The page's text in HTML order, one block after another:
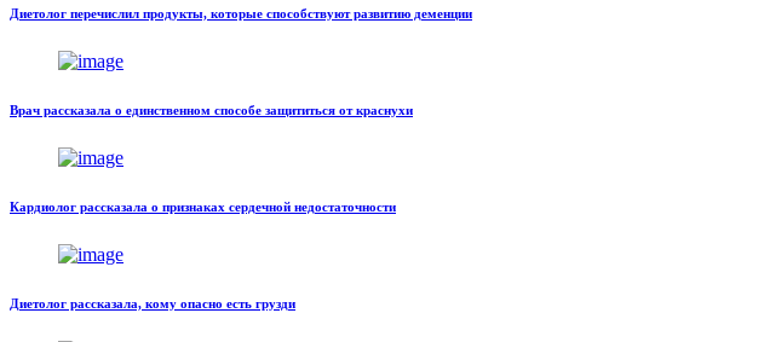
Диетолог перечислил продукты, которые способствуют развитию деменции
Врач рассказала о единственном способе защититься от краснухи
Кардиолог рассказала о признаках сердечной недостаточности
Диетолог рассказала, кому опасно есть грузди